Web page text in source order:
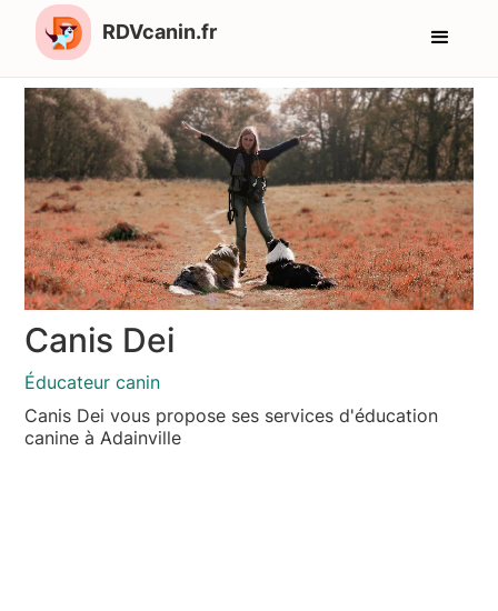
RDVcanin.fr
Canis Dei
Éducateur canin
Canis Dei vous propose ses services d'éducation
canine à Adainville